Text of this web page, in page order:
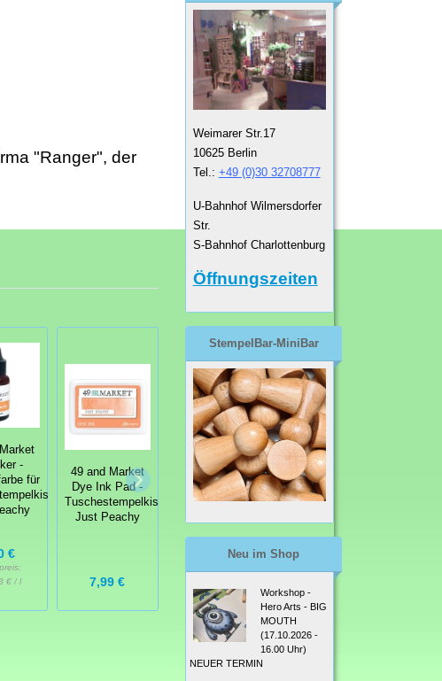
"Ranger", der
-
für
€
€ / l
49 and Market
Dye Ink Pad -
Tuschestempelkissen
Just Peachy
7,99 €
49 and Market
Re-Inker -
Nachfüllfarbe für
Tuschestempelkissen
4,50 €
49 and Market
Re-Inker -
Nachfüllfarbe für
Tuschestempelkissen
321,43 € / l
Weimarer Str.17
10625 Berlin
Tel.: +49 (0)30 32708777
U-Bahnhof Wilmersdorfer
Str.
S-Bahnhof Charlottenburg
Öffnungszeiten
StempelBar-MiniBar
Neu im Shop
Workshop -
Hero Arts - BIG
MOUTH
(17.10.2026 -
16.00 Uhr)
NEUER TERMIN